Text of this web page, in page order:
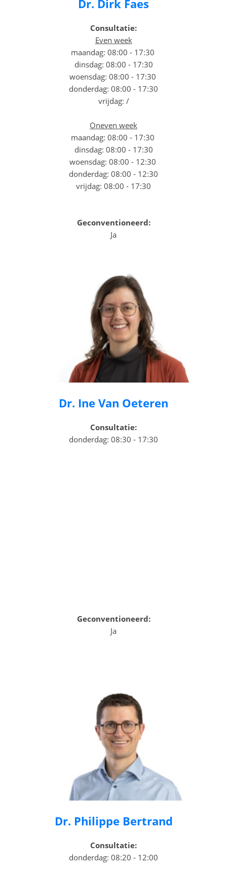
Dr. Dirk Faes
Consultatie:
Even week
maandag: 08:00 - 17:30
dinsdag: 08:00 - 17:30
woensdag: 08:00 - 17:30
donderdag: 08:00 - 17:30
vrijdag: /
Oneven week
maandag: 08:00 - 17:30
dinsdag: 08:00 - 17:30
woensdag: 08:00 - 12:30
donderdag: 08:00 - 12:30
vrijdag: 08:00 - 17:30
Geconventioneerd:
Ja
Dr. Ine Van Oeteren
Consultatie:
donderdag: 08:30 - 17:30
Geconventioneerd:
Ja
Dr. Philippe Bertrand
Consultatie:
donderdag: 08:20 - 12:00